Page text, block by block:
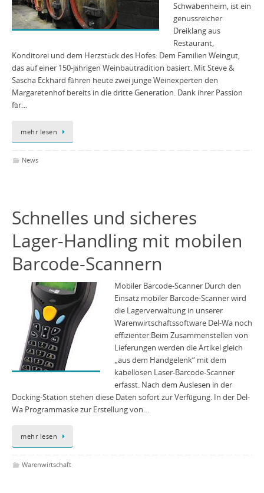
Schwabenheim, ist ein
genussreicher
Dreiklang aus
Restaurant,
Konditorei und dem Herzstück des Hofes: Dem Familien Weingut,
das auf einer 150-jährigen Weinbautradition basiert. Mit Steve &
Sascha Eckhard führen heute zwei junge Weinexperten den
Margaretenhof bereits in die dritte Generation. Dank ihrer Passion
für…
mehr lesen
News
Schnelles und sicheres
Lager-Handling mit mobilen
Barcode-Scannern
Mobiler Barcode-Scanner Durch den
Einsatz mobiler Barcode-Scanner wird
die Lagerverwaltung in unserer
Warenwirtschaftssoftware Del-Wa noch
effizienter:Beim Zusammenstellen von
Lieferungen werden die Artikel gleich
„aus dem Handgelenk“ mit dem
kabellosen Laser-Barcode-Scanner
erfasst. Nach dem Auslesen in der
Docking-Station stehen diese Daten sofort zur Verfügung. In der Del-
Wa Programmaske zur Erstellung von…
mehr lesen
Warenwirtschaft